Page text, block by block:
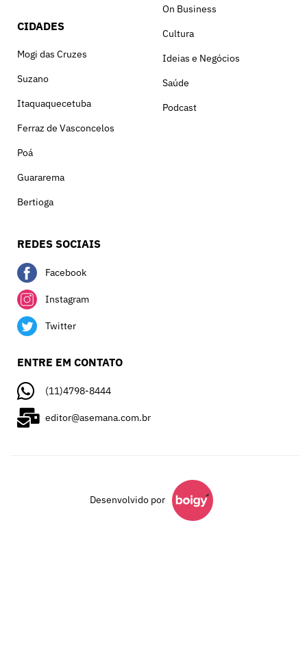
CIDADES
Mogi das Cruzes
Suzano
Itaquaquecetuba
Ferraz de Vasconcelos
Poá
Guararema
Bertioga
On Business
Cultura
Ideias e Negócios
Saúde
Podcast
REDES SOCIAIS
Facebook
Instagram
Twitter
ENTRE EM CONTATO
(11)4798-8444
editor@asemana.com.br
Desenvolvido por